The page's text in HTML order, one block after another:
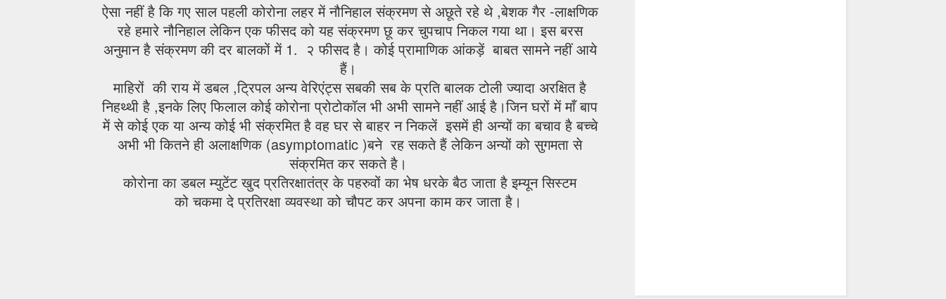
ऐसा नहीं है कि गए साल पहली कोरोना लहर में नौनिहाल संक्रमण से अछूते रहे थे ,बेशक गैर -लाक्षणिक
रहे हमारे नौनिहाल लेकिन एक फीसद को यह संक्रमण छू कर चुपचाप निकल गया था। इस बरस
अनुमान है संक्रमण की दर बालकों में 1. २ फीसद है। कोई प्रामाणिक आंकड़ें बाबत सामने नहीं आये
हैं।
माहिरों की राय में डबल ,ट्रिपल अन्य वेरिएंट्स सबकी सब के प्रति बालक टोली ज्यादा अरक्षित है
निहथ्थी है ,इनके लिए फिलाल कोई कोरोना प्रोटोकॉल भी अभी सामने नहीं आई है।जिन घरों में माँ बाप
में से कोई एक या अन्य कोई भी संक्रमित है वह घर से बाहर न निकलें इसमें ही अन्यों का बचाव है बच्चे
अभी भी कितने ही अलाक्षणिक (asymptomatic )बने रह सकते हैं लेकिन अन्यों को सुगमता से
संक्रमित कर सकते है।
कोरोना का डबल म्युटेंट खुद प्रतिरक्षातंत्र के पहरुवों का भेष धरके बैठ जाता है इम्यून सिस्टम
को चकमा दे प्रतिरक्षा व्यवस्था को चौपट कर अपना काम कर जाता है।